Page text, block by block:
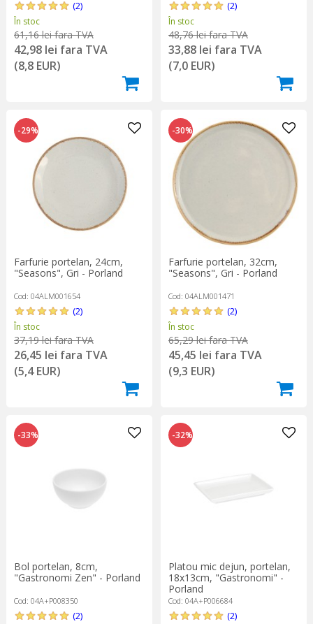
(2)
În stoc
61,16 lei fara TVA
42,98 lei fara TVA
(8,8 EUR)
(2)
În stoc
48,76 lei fara TVA
33,88 lei fara TVA
(7,0 EUR)
-29%
Farfurie portelan, 24cm,
"Seasons", Gri - Porland
Cod: 04ALM001654
(2)
În stoc
37,19 lei fara TVA
26,45 lei fara TVA
(5,4 EUR)
-30%
Farfurie portelan, 32cm,
"Seasons", Gri - Porland
Cod: 04ALM001471
(2)
În stoc
65,29 lei fara TVA
45,45 lei fara TVA
(9,3 EUR)
-33%
Bol portelan, 8cm,
"Gastronomi Zen" - Porland
Cod: 04A+P008350
(2)
-32%
Platou mic dejun, portelan,
18x13cm, "Gastronomi" -
Porland
Cod: 04A+P006684
(2)